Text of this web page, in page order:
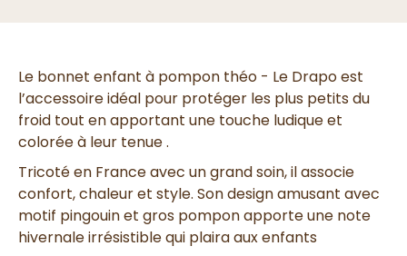
Le bonnet enfant à pompon théo - Le Drapo est
l’accessoire idéal pour protéger les plus petits du
froid tout en apportant une touche ludique et
colorée à leur tenue .
Tricoté en France avec un grand soin, il associe
confort, chaleur et style. Son design amusant avec
motif pingouin et gros pompon apporte une note
hivernale irrésistible qui plaira aux enfants